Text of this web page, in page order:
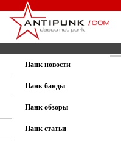
Панк новости
Панк банды
Панк обзоры
Панк статьи